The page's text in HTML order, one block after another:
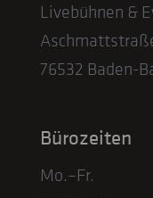
Livebühnen &
76532 Baden-
Bürozeiten
Mo.–Fr.